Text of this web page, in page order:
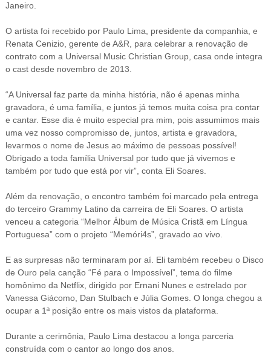
Janeiro.
O artista foi recebido por Paulo Lima, presidente da companhia, e
Renata Cenizio, gerente de A&R, para celebrar a renovação de
contrato com a Universal Music Christian Group, casa onde integra
o cast desde novembro de 2013.
“A Universal faz parte da minha história, não é apenas minha
gravadora, é uma família, e juntos já temos muita coisa pra contar
e cantar. Esse dia é muito especial pra mim, pois assumimos mais
uma vez nosso compromisso de, juntos, artista e gravadora,
levarmos o nome de Jesus ao máximo de pessoas possível!
Obrigado a toda família Universal por tudo que já vivemos e
também por tudo que está por vir”, conta Eli Soares.
Além da renovação, o encontro também foi marcado pela entrega
do terceiro Grammy Latino da carreira de Eli Soares. O artista
venceu a categoria “Melhor Álbum de Música Cristã em Língua
Portuguesa” com o projeto “Memóri4s”, gravado ao vivo.
E as surpresas não terminaram por aí. Eli também recebeu o Disco
de Ouro pela canção “Fé para o Impossível”, tema do filme
homônimo da Netflix, dirigido por Ernani Nunes e estrelado por
Vanessa Giácomo, Dan Stulbach e Júlia Gomes. O longa chegou a
ocupar a 1ª posição entre os mais vistos da plataforma.
Durante a cerimônia, Paulo Lima destacou a longa parceria
construída com o cantor ao longo dos anos.